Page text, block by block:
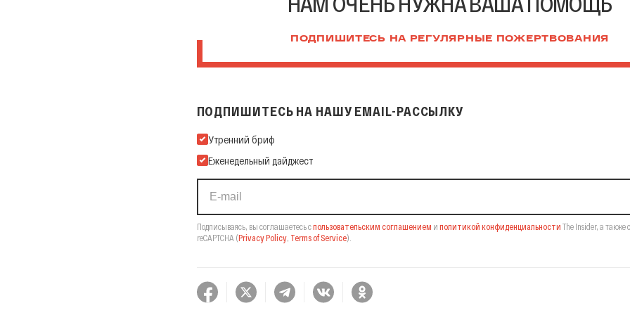
ПОДПИШИТЕСЬ НА РЕГУЛЯРНЫЕ ПОЖЕРТВОВАНИЯ
ПОДПИШИТЕСЬ НА НАШУ EMAIL-РАССЫЛКУ
Подпишитесь на нашу Email-рассылку
Утренний бриф
Еженедельный дайджест
Подписываясь, вы соглашаетесь спользовательским соглашением и политикой конфиденциальности The Insider, а также
reCAPTCHA (Privacy Policy, Terms of Service).